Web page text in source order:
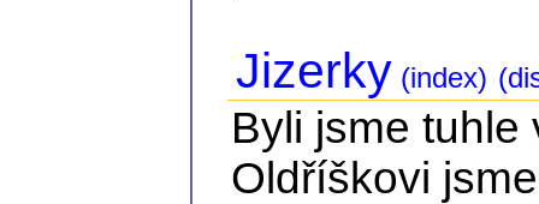
Jizerky (index)
Byli jsme tuhle
Oldříškovi